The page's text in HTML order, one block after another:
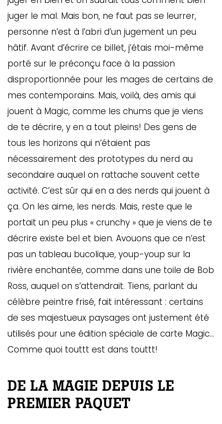
juger le mal. Mais bon, ne faut pas se leurrer,
personne n’est à l’abri d’un jugement un peu
hâtif. Avant d’écrire ce billet, j’étais moi-même
porté sur le préconçu face à la passion
disproportionnée pour les mages de certains de
mes contemporains. Mais, voilà, des amis qui
jouent à Magic, comme les chums que je viens
de te décrire, y en a tout pleins! Des gens de
tous les horizons qui n’étaient pas
nécessairement des prototypes du nerd au
secondaire auquel on rattache souvent cette
activité. C’est sûr qui en a des nerds qui jouent à
ça. On les aime, les nerds. Mais, reste que le
portait un peu plus « crunchy » que je viens de te
décrire existe bel et bien. Avouons que ce n’est
pas un tableau bucolique, youp-youp sur la
rivière enchantée, comme dans une toile de Bob
Ross, auquel on s’attendrait. Tiens, parlant du
célèbre peintre frisé, fait intéressant : certains
de ses majestueux paysages ont justement été
utilisés pour une édition spéciale de carte Magic…
Comme quoi touttt est dans touttt!
DE LA MAGIE DEPUIS LE
PREMIER PAQUET